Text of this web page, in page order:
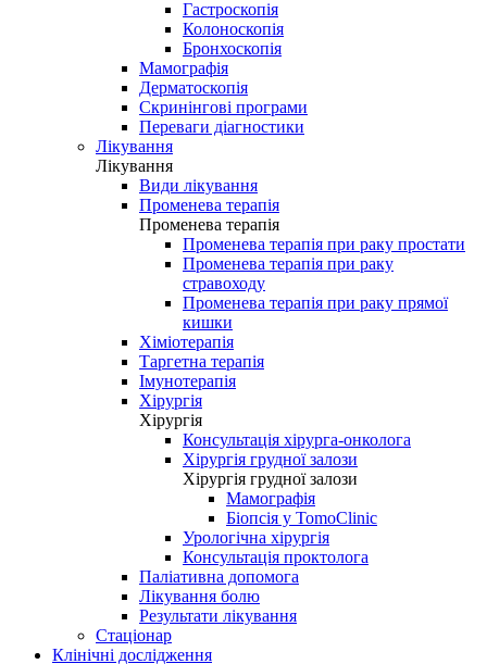
Гастроскопія
Колоноскопія
Бронхоскопія
Мамографія
Дерматоскопія
Скринінгові програми
Переваги діагностики
Лікування
Лікування
Види лікування
Променева терапія
Променева терапія
Променева терапія при раку простати
Променева терапія при раку
стравоходу
Променева терапія при раку прямої
кишки
Хіміотерапія
Таргетна терапія
Імунотерапія
Хірургія
Хірургія
Консультація хірурга-онколога
Хірургія грудної залози
Хірургія грудної залози
Мамографія
Біопсія у TomoClinic
Урологічна хірургія
Консультація проктолога
Паліативна допомога
Лікування болю
Результати лікування
Стаціонар
Клінічні дослідження